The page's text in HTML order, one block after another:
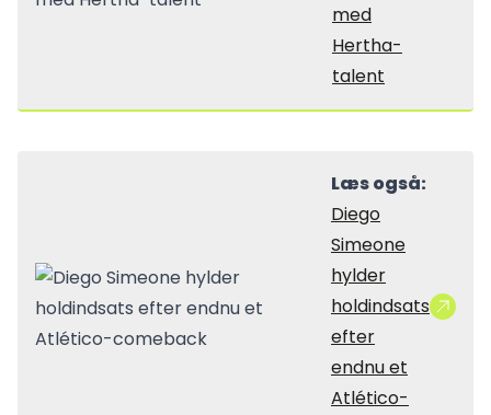
med
Hertha-
talent
Læs også:
Diego
Simeone
hylder
holdindsats
efter
endnu et
Atlético-